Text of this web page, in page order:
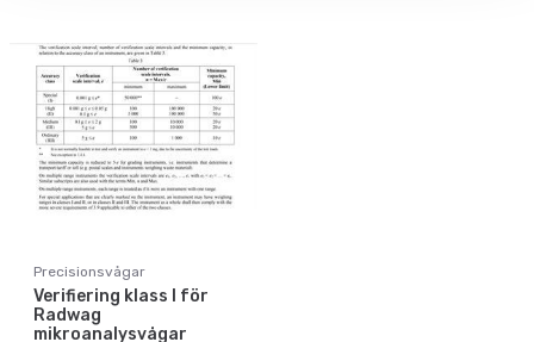
Precisionsvågar
Verifiering klass I för
Radwag
mikroanalysvågar